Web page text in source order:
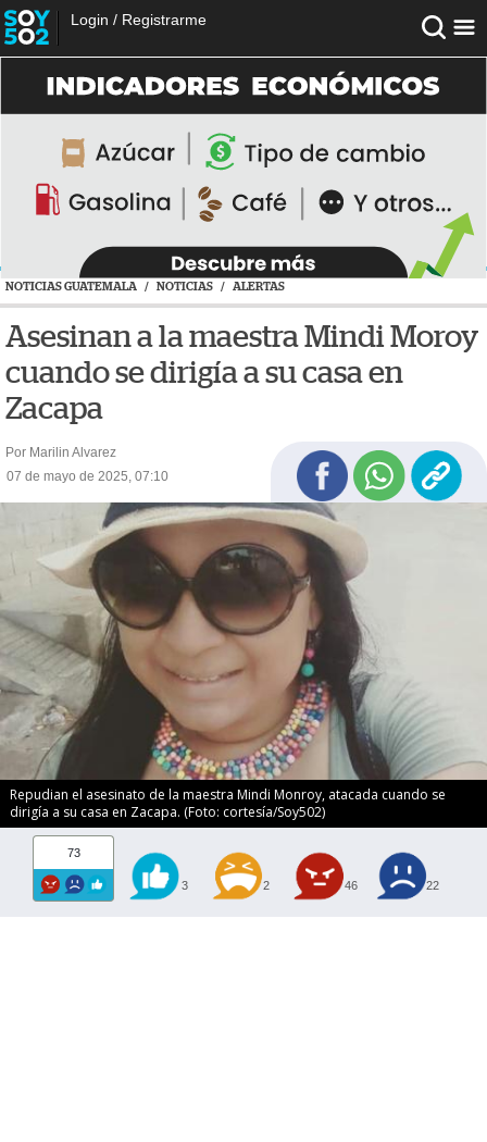
Login / Registrarme
NOTICIAS GUATEMALA / NOTICIAS / ALERTAS
Asesinan a la maestra Mindi Moroy
cuando se dirigía a su casa en
Zacapa
Por Marilin Alvarez
07 de mayo de 2025, 07:10
Repudian el asesinato de la maestra Mindi Monroy, atacada cuando se
dirigía a su casa en Zacapa. (Foto: cortesía/Soy502)
73
3 2 46 22